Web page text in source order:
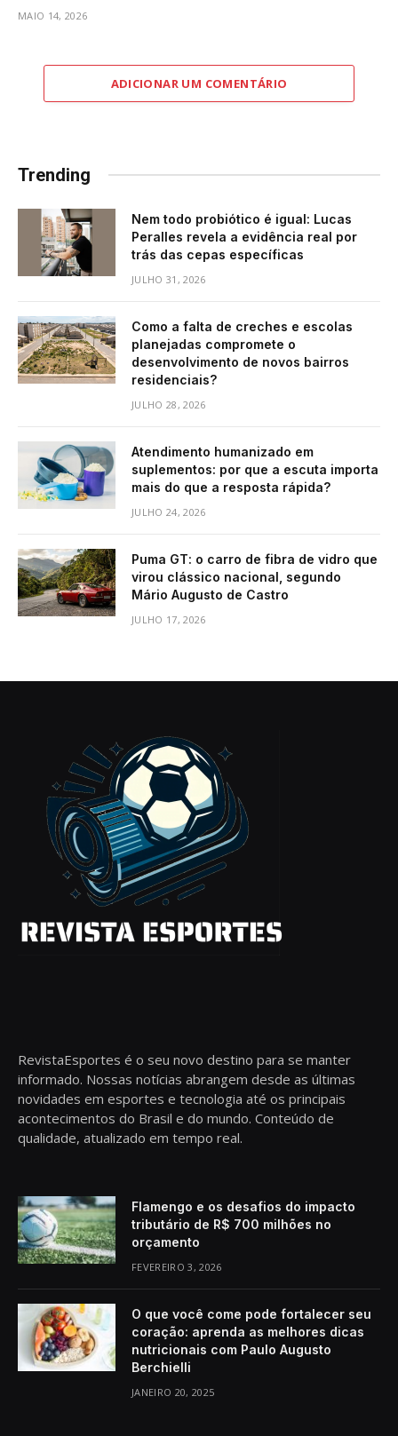
MAIO 14, 2026
ADICIONAR UM COMENTÁRIO
Trending
Nem todo probiótico é igual: Lucas
Peralles revela a evidência real por
trás das cepas específicas
JULHO 31, 2026
Como a falta de creches e escolas
planejadas compromete o
desenvolvimento de novos bairros
residenciais?
JULHO 28, 2026
Atendimento humanizado em
suplementos: por que a escuta importa
mais do que a resposta rápida?
JULHO 24, 2026
Puma GT: o carro de fibra de vidro que
virou clássico nacional, segundo
Mário Augusto de Castro
JULHO 17, 2026
RevistaEsportes é o seu novo destino para se manter
informado. Nossas notícias abrangem desde as últimas
novidades em esportes e tecnologia até os principais
acontecimentos do Brasil e do mundo. Conteúdo de
qualidade, atualizado em tempo real.
Flamengo e os desafios do impacto
tributário de R$ 700 milhões no
orçamento
FEVEREIRO 3, 2026
O que você come pode fortalecer seu
coração: aprenda as melhores dicas
nutricionais com Paulo Augusto
Berchielli
JANEIRO 20, 2025